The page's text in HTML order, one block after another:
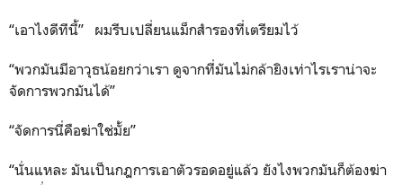
“เอาไงดีทีนี้” ผมรีบเปลี่ยนแม็กสำรองที่เตรียมไว้
“พวกมันมีอาวุธน้อยกว่าเรา ดูจากที่มันไม่กล้ายิงเท่าไรเราน่าจะ
จัดการพวกมันได้”
“จัดการนี่คือฆ่าใช่มั้ย”
“นั่นแหละ มันเป็นกฎการเอาตัวรอดอยู่แล้ว ยังไงพวกมันก็ต้องฆ่า